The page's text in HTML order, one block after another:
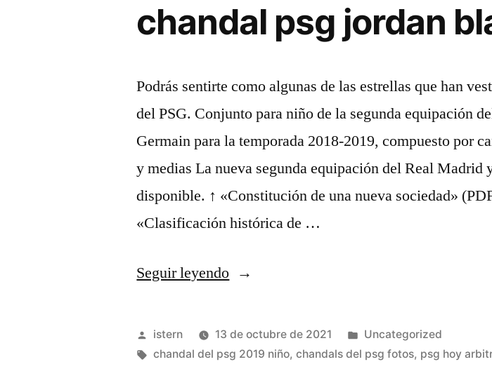
chandal psg jordan
Podrás sentirte como algunas de las estrellas que han
del PSG. Conjunto para niño de la segunda equipación
Germain para la temporada 2018-2019, compuesto por
y medias La nueva segunda equipación del Real Madrid
disponible. ↑ «Constitución de una nueva sociedad»
«Clasificación histórica de …
Seguir leyendo«chandal
jordan
blanco»
Publicado
por
istern 13 de octubre de 2021
Publicado
en
Uncategorized
Etiquetas:
chandal del psg 2019 niño,chandals del psg fotos, psg hoy